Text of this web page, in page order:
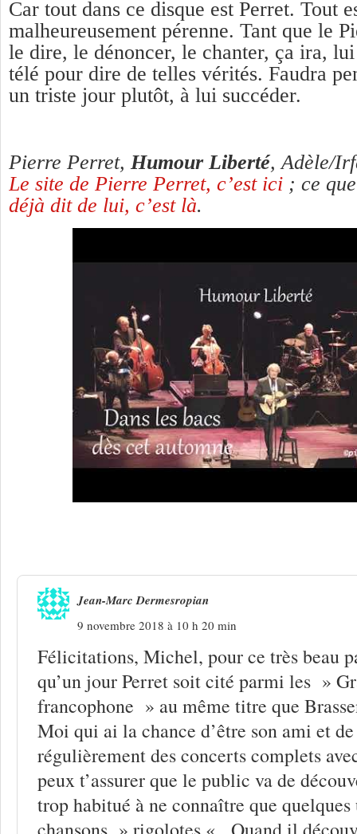
Car tout dans ce disque est Perret. Tout
malheureusement pérenne. Tant que le
le dire, le dénoncer, le chanter, ça ira, lui
télé pour dire de telles vérités. Faudra
un triste jour plutôt, à lui succéder.
Pierre Perret, Humour Liberté, Adèle/
Le site de Pierre Perret, c’est ici ; ce
déjà dit de lui, c’est là.
Jean-Marc Dermesropian
9 novembre 2018 à 10 h 20 min
Félicitations, Michel, pour ce très beau
qu’un jour Perret soit cité parmi les »
francophone » au même titre que
Moi qui ai la chance d’être son ami et
régulièrement des concerts complets
peux t’assurer que le public va de
trop habitué à ne connaître que quelques